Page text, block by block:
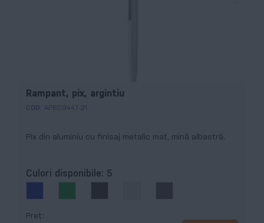
Rampant, pix, argintiu
COD: AP809447-21
Pix din aluminiu cu finisaj metalic mat, mină albastră.
Culori disponibile: 5
Preț